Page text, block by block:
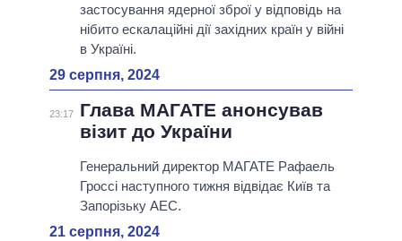
застосування ядерної зброї у відповідь на
нібито ескалаційні дії західних країн у війні
в Україні.
29 серпня, 2024
23:17
Глава МАГАТЕ анонсував
візит до України
Генеральний директор МАГАТЕ Рафаель
Гроссі наступного тижня відвідає Київ та
Запорізьку АЕС.
21 серпня, 2024